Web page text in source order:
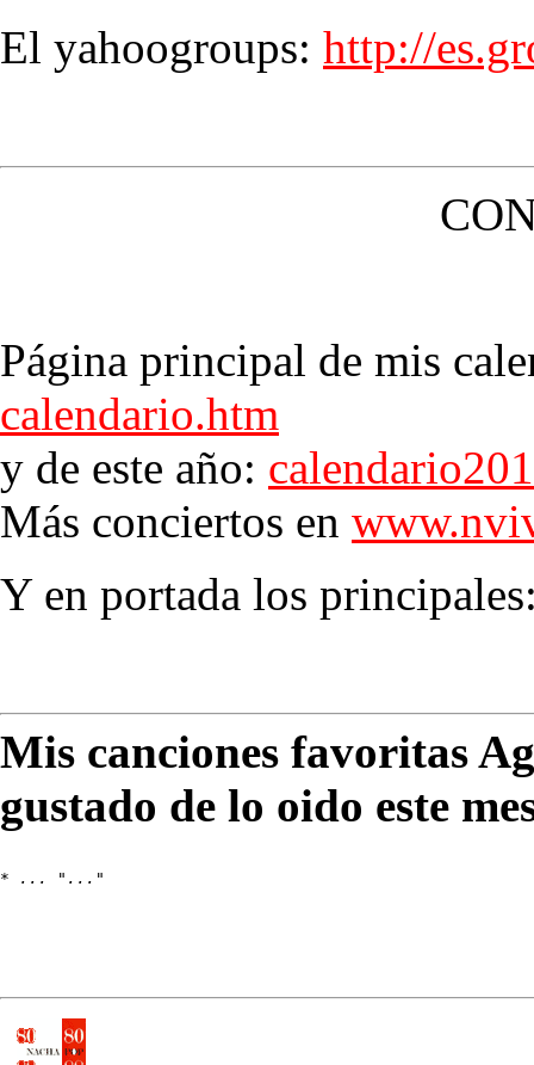
El yahoogroups: http://
Página principal de mis
calendario.htm
y de este año:
Más conciertos en
Y en portada los
Mis canciones favoritas
gustado de lo oido este
* ... "..."